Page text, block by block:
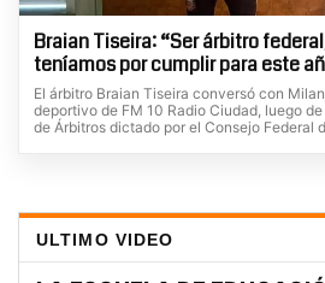
Braian Tiseira: “Ser árbitro
teníamos por cumplir para este
El árbitro Braian Tiseira conversó con
deportivo de FM 10 Radio Ciudad, luego
de Árbitros dictado por el Consejo Federal
ULTIMO VIDEO